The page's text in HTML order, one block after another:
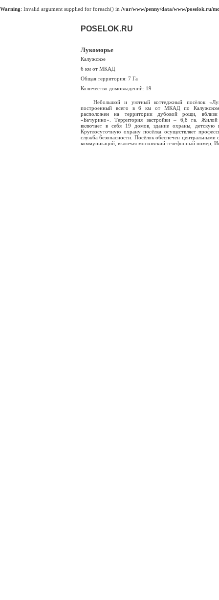
Warning: Invalid argument supplied for foreach() in /var/www/penny/data/www/poselok.ru/
POSELOK.RU
Лукоморье
Калужское
6 км от МКАД
Общая территория: 7 Га
Количество домовладений: 19
Небольшой и уютный коттеджный посёлок
построенный всего в 6 км от МКАД по
расположен на территории дубовой рощи, вблизи
«Бачурино». Территория застройки – 6,8 га. Жилой
включает в себя 19 домов, здание охраны, детскую
Круглосуточную охрану посёлка осуществляет
служба безопасности. Посёлок обеспечен центральными
коммуникаций, включая московский телефонный номер,